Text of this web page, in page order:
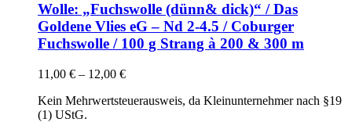
Wolle: „Fuchswolle (dünn& dick)“ / Das
Goldene Vlies eG – Nd 2-4.5 / Coburger
Fuchswolle / 100 g Strang à 200 & 300 m
11,00 € – 12,00 €
Kein Mehrwertsteuerausweis, da Kleinunternehmer nach §19
(1) UStG.